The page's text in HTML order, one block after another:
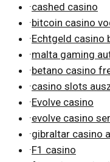
·cashed casino
·bitcoin casino
·Echtgeld casino
·malta gaming
·betano casino
·casino slots
·Evolve casino
·evolve casino
·gibraltar casino
·F1 casino